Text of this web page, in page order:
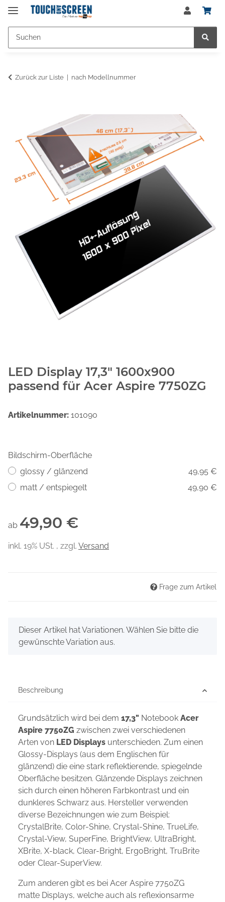
Zurück zur Liste nach Modellnummer
LED Display 17,3" 1600x900
passend für Acer Aspire 7750ZG
Artikelnummer: 101090
Bildschirm-Oberfläche
glossy / glänzend
49,95 €
matt / entspiegelt
49,90 €
ab 49,90 €
inkl. 19% USt. , zzgl. Versand
Frage zum Artikel
x
Dieser Artikel hat Variationen. Wählen Sie bitte die
gewünschte Variation aus.
Beschreibung
Grundsätzlich wird bei dem 17,3" Notebook Acer
Aspire 7750ZG zwischen zwei verschiedenen
Arten von LED Displays unterschieden. Zum einen
Glossy-Displays (aus dem Englischen für
glänzend) die eine stark reflektierende, spiegelnde
Oberfläche besitzen. Glänzende Displays zeichnen
sich durch einen höheren Farbkontrast und ein
dunkleres Schwarz aus. Hersteller verwenden
diverse Bezeichnungen wie zum Beispiel:
CrystalBrite, Color-Shine, Crystal-Shine, TrueLife,
Crystal-View, SuperFine, BrightView, UltraBright,
XBrite, X-black, Clear-Bright, ErgoBright, TruBrite
oder Clear-SuperView.
Zum anderen gibt es bei Acer Aspire 7750ZG
matte Displays, welche auch als reflexionsarme